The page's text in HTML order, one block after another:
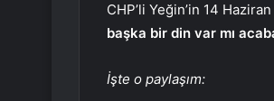
CHP’li Yeğin’in 14
başka bir din var mı
İşte o paylaşım: